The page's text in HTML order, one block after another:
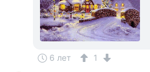
6 лет
1